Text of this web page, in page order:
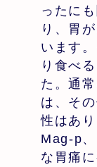
ったに
り、胃
います
り食べ
た。通
は、そ
性はあ
Mag-p
な胃痛